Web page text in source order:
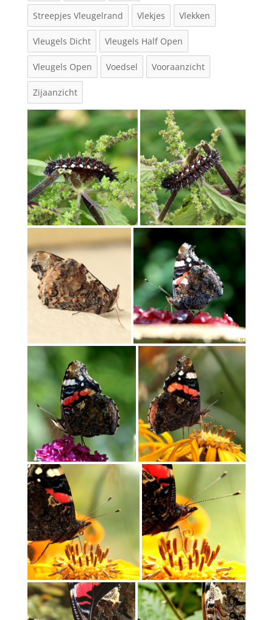
Streepjes Vleugelrand Vlekjes Vlekken
Vleugels Dicht Vleugels Half Open
Vleugels Open Voedsel Vooraanzicht
Zijaanzicht